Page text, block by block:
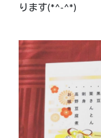
ります(*^-^*)